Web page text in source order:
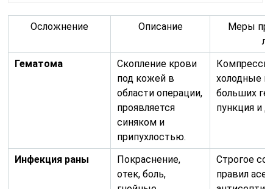
Осложнение Описание
Меры
Гематома
Скопление крови
под кожей в
области операции,
проявляется
синяком и
припухлостью.
холодные
больших
пункция и
Инфекция раны
Покраснение,
отек, боль,
Строгое
правил